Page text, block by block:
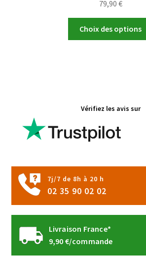
79,90 €
Choix des options
Vérifiez les avis sur
7j/7 de 8h à 20 h
02 35 90 02 02
Livraison France*
9,90 €/commande